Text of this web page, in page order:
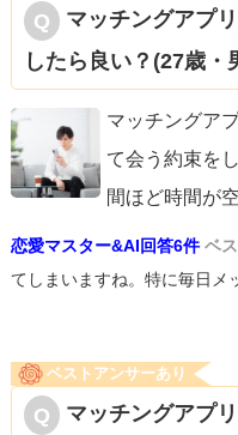
マッチングアプ
したら良い？(27歳・
マッチングア
て会う約束を
間ほど時間が空
恋愛マスター&AI回答6件 ベ
てしまいますね。特に毎日メ
ベストアンサーあり
マッチングアプ